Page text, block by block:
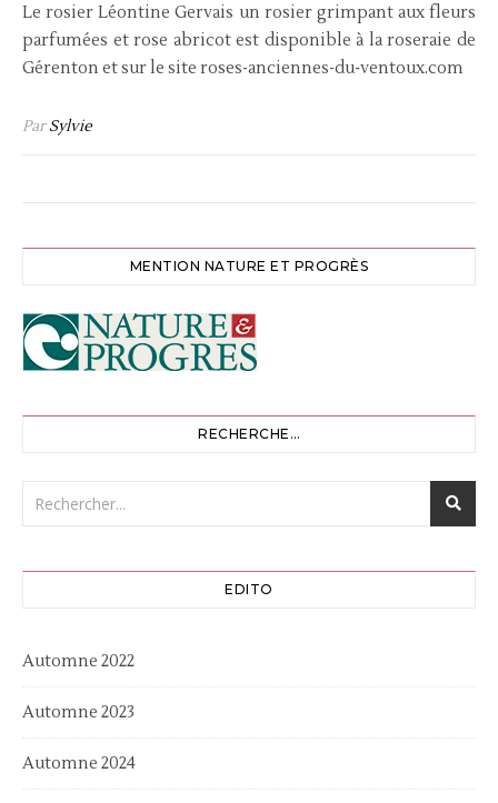
Le rosier Léontine Gervais un rosier grimpant aux fleurs
parfumées et rose abricot est disponible à la roseraie de
Gérenton et sur le site roses-anciennes-du-ventoux.com
ParSylvie
MENTION NATURE ET PROGRÈS
RECHERCHE…
EDITO
Automne 2022
Automne 2023
Automne 2024